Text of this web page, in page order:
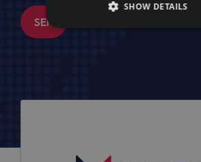
SENDEN
SHOW DETAILS